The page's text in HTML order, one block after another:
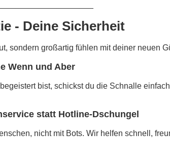
- Deine Sicherheit
sondern großartig fühlen mit deiner neuen
Wenn und Aber
bist, schickst du die Schnalle
statt Hotline-Dschungel
nicht mit Bots. Wir helfen schnell,